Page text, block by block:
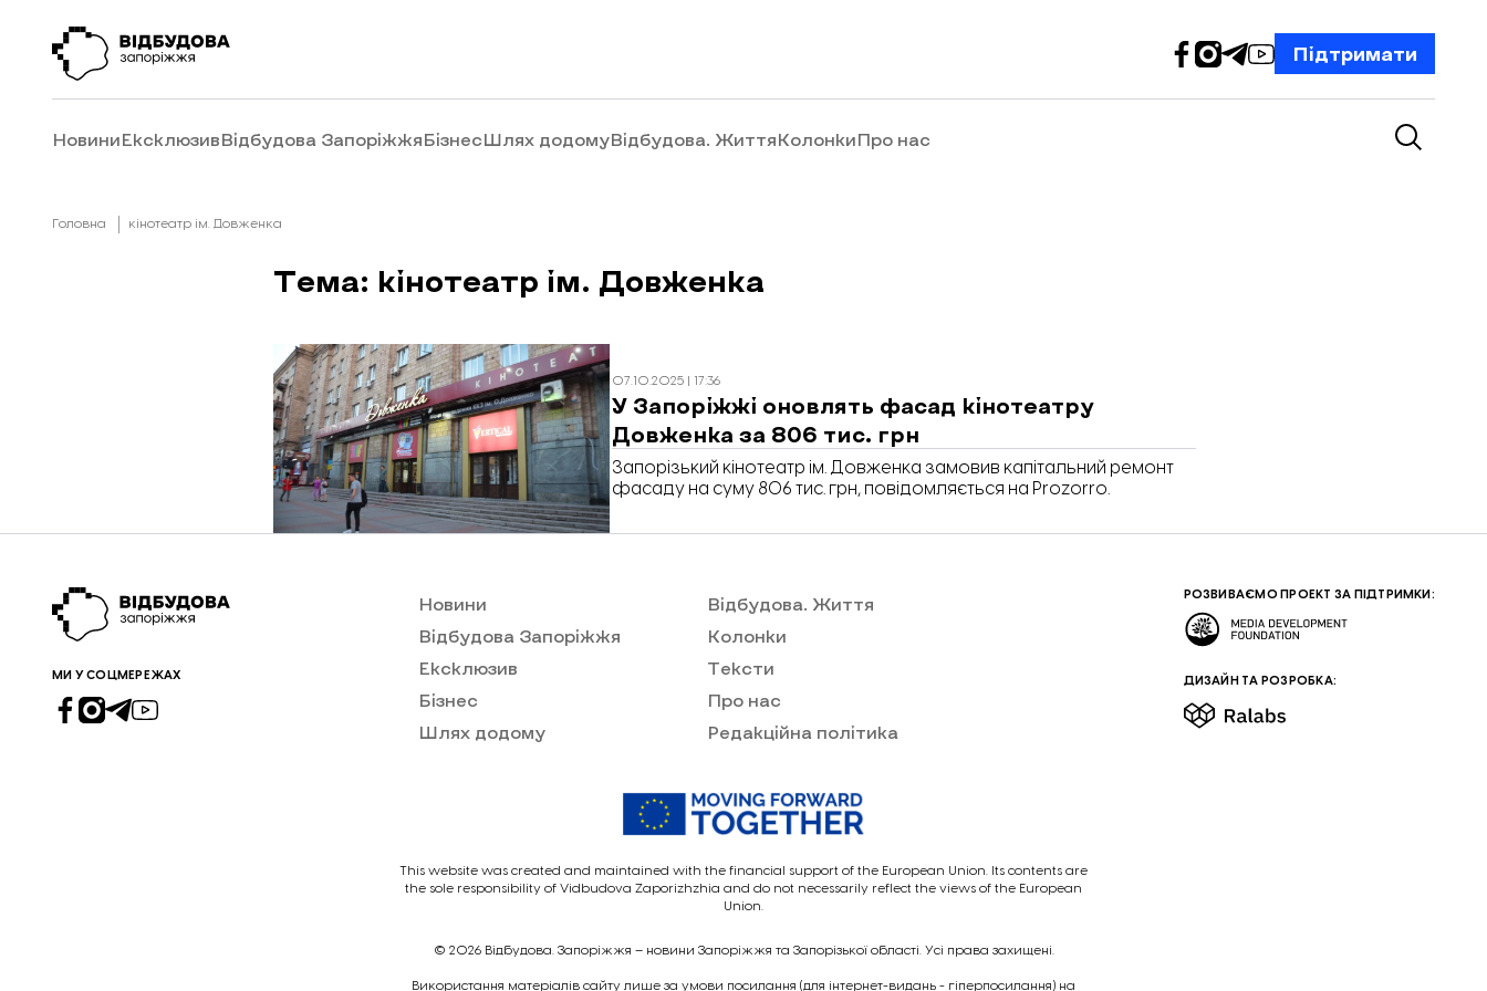
Підтримати
НовиниЕксклюзивВідбудова ЗапоріжжяБізнесШлях додомуВідбудова. ЖиттяКолонкиПро нас
Головна кінотеатр ім. Довженка
Тема: кінотеатр ім. Довженка
07.10.2025 | 17:36
У Запоріжжі оновлять фасад кінотеатру
Довженка за 806 тис. грн
Запорізький кінотеатр ім. Довженка замовив капітальний ремонт
фасаду на суму 806 тис. грн, повідомляється на Prozorro.
МИ У СОЦМЕРЕЖАХ
Новини
Відбудова Запоріжжя
Ексклюзив
Бізнес
Шлях додому
Відбудова. Життя
Колонки
Тексти
Про нас
Редакційна політика
РОЗВИВАЄМО ПРОЕКТ ЗА ПІДТРИМКИ:
ДИЗАЙН ТА РОЗРОБКА:
This website was created and maintained with the financial support of the European Union. Its contents are
the sole responsibility of Vidbudova Zaporizhzhia and do not necessarily reflect the views of the European
Union.
© 2026 Відбудова. Запоріжжя – новини Запоріжжя та Запорізької області. Усі права захищені.
Викориcтання матеріалів сайту лише за умови посилання (для інтернет-видань - гіперпосилання) на